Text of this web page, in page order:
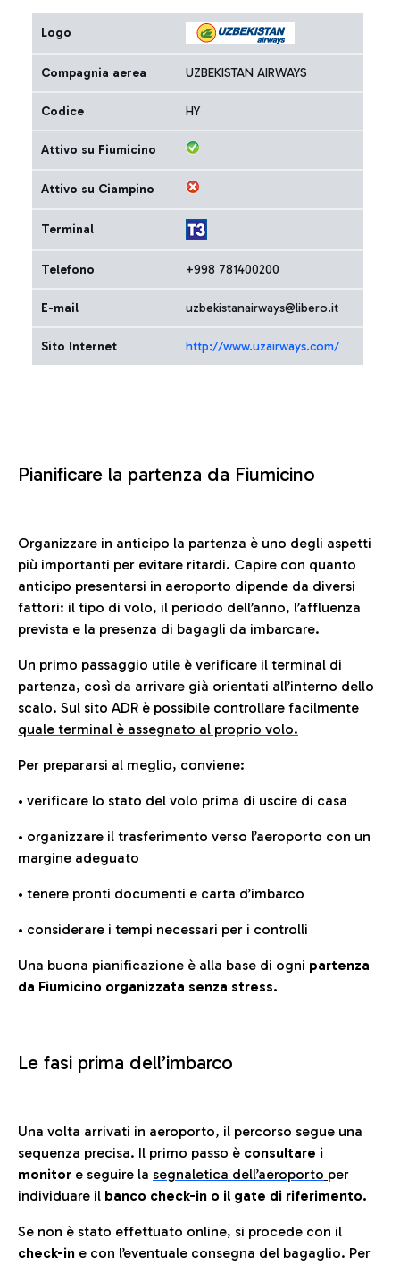
Logo
Compagnia aerea UZBEKISTAN AIRWAYS
Codice HY
Attivo su Fiumicino
Attivo su Ciampino
Terminal
Telefono +998 781400200
E-mail uzbekistanairways@libero.it
Sito Internet http://www.uzairways.com/
Pianificare la partenza da Fiumicino
Organizzare in anticipo la partenza è uno degli aspetti
più importanti per evitare ritardi. Capire con quanto
anticipo presentarsi in aeroporto dipende da diversi
fattori: il tipo di volo, il periodo dell’anno, l’affluenza
prevista e la presenza di bagagli da imbarcare.
Un primo passaggio utile è verificare il terminal di
partenza, così da arrivare già orientati all’interno dello
scalo. Sul sito ADR è possibile controllare facilmente
quale terminal è assegnato al proprio volo.
Per prepararsi al meglio, conviene:
• verificare lo stato del volo prima di uscire di casa
• organizzare il trasferimento verso l’aeroporto con un
margine adeguato
• tenere pronti documenti e carta d’imbarco
• considerare i tempi necessari per i controlli
Una buona pianificazione è alla base di ogni partenza
da Fiumicino organizzata senza stress.
Le fasi prima dell’imbarco
Una volta arrivati in aeroporto, il percorso segue una
sequenza precisa. Il primo passo è consultare i
monitor e seguire la segnaletica dell’aeroporto per
individuare il banco check-in o il gate di riferimento.
Se non è stato effettuato online, si procede con il
check-in e con l’eventuale consegna del bagaglio. Per